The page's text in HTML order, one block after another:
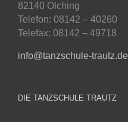
82140 Olching
Telefon: 08142 – 40260
Telefax: 08142 – 49718
info@tanzschule-trautz.de
DIE TANZSCHULE TRAUTZ